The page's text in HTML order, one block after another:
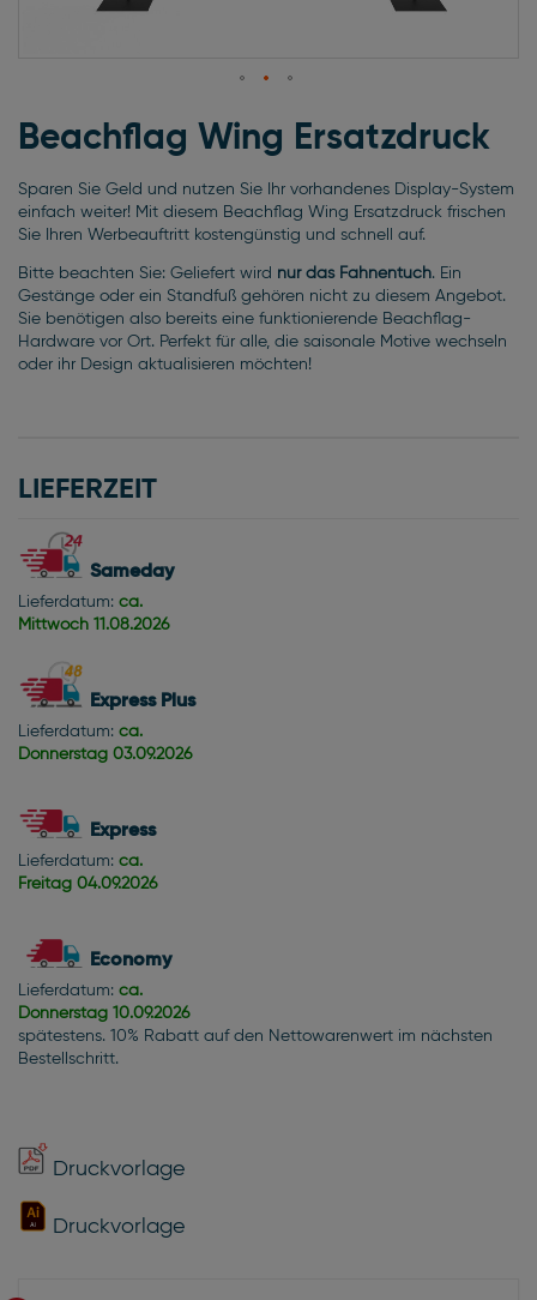
Anfang
der
springen
Beachflag Wing Ersatzdruck
Sparen Sie Geld und nutzen Sie Ihr vorhandenes Display-System
einfach weiter! Mit diesem Beachflag Wing Ersatzdruck frischen
Sie Ihren Werbeauftritt kostengünstig und schnell auf.
Bitte beachten Sie: Geliefert wird nur das Fahnentuch. Ein
Gestänge oder ein Standfuß gehören nicht zu diesem Angebot.
Sie benötigen also bereits eine funktionierende Beachflag-
Hardware vor Ort. Perfekt für alle, die saisonale Motive wechseln
oder ihr Design aktualisieren möchten!
LIEFERZEIT
Sameday
Lieferdatum: ca.
Mittwoch 11.08.2026
Express Plus
Lieferdatum: ca.
Donnerstag 03.09.2026
Express
Lieferdatum: ca.
Freitag 04.09.2026
Economy
Lieferdatum: ca.
Donnerstag 10.09.2026
spätestens. 10% Rabatt auf den Nettowarenwert im nächsten
Bestellschritt.
Druckvorlage
Druckvorlage